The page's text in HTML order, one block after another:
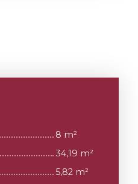
8 m²
34,19 m²
5,82 m²